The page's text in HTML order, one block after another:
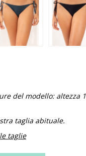
del modello: altezza
taglia abituale.
taglie